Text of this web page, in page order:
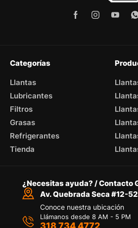
Categorías
Llantas
Lubricantes
Filtros
Grasas
Refrigerantes
Tienda
¿Necesitas ayuda? / Contacto
Av. Quebrada Seca #12-
Conoce nuestra ubicación
Llámanos desde 8 AM - 5 PM
318 734 4772